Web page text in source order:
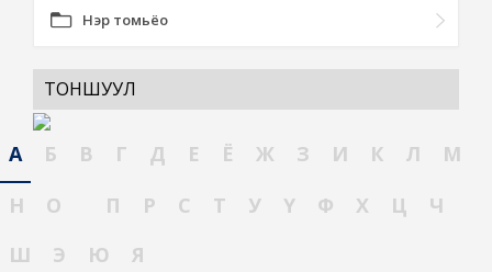
Нэр томьёо
ТОНШУУЛ
А Б В Г Д Е Ё Ж З И К Л
М
Н
О П Р С Т У Ү Ф Х Ц
Ч
Ш
Э Ю Я